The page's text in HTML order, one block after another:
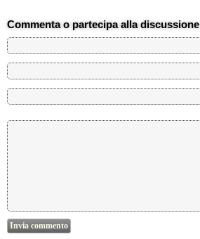
Commenta o partecipa alla discussione